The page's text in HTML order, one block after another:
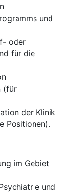
und
oder
für die
(für
der Klinik
Positionen).
im Gebiet
und